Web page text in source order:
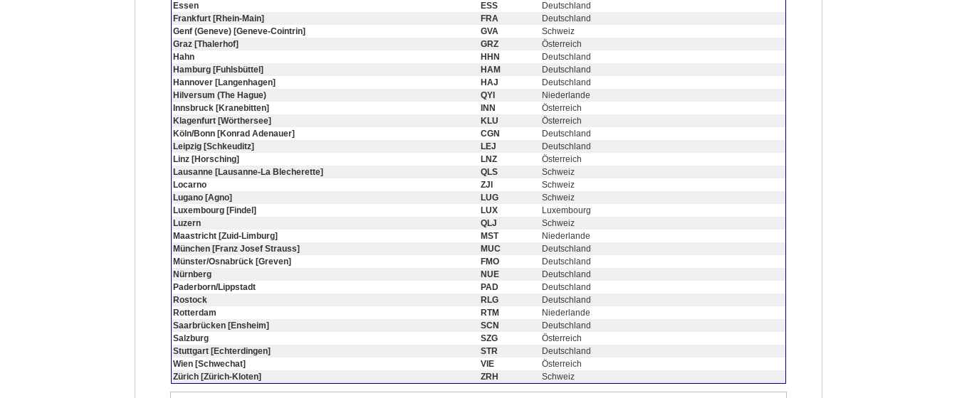
Essen
ESS
Deutschland
Frankfurt [Rhein-Main]
FRA
Deutschland
Genf (Geneve) [Geneve-Cointrin]
GVA
Schweiz
Graz [Thalerhof]
GRZ
Österreich
Hahn
HHN
Deutschland
Hamburg [Fuhlsbüttel]
HAM
Deutschland
Hannover [Langenhagen]
HAJ
Deutschland
Hilversum (The Hague)
QYI
Niederlande
Innsbruck [Kranebitten]
INN
Österreich
Klagenfurt [Wörthersee]
KLU
Österreich
Köln/Bonn [Konrad Adenauer]
CGN
Deutschland
Leipzig [Schkeuditz]
LEJ
Deutschland
Linz [Horsching]
LNZ
Österreich
Lausanne [Lausanne-La Blecherette]
QLS
Schweiz
Locarno
ZJI
Schweiz
Lugano [Agno]
LUG
Schweiz
Luxembourg [Findel]
LUX
Luxembourg
Luzern
QLJ
Schweiz
Maastricht [Zuid-Limburg]
MST
Niederlande
München [Franz Josef Strauss]
MUC
Deutschland
Münster/Osnabrück [Greven]
FMO
Deutschland
Nürnberg
NUE
Deutschland
Paderborn/Lippstadt
PAD
Deutschland
Rostock
RLG
Deutschland
Rotterdam
RTM
Niederlande
Saarbrücken [Ensheim]
SCN
Deutschland
Salzburg
SZG
Österreich
Stuttgart [Echterdingen]
STR
Deutschland
Wien [Schwechat]
VIE
Österreich
Zürich [Zürich-Kloten]
ZRH Schweiz